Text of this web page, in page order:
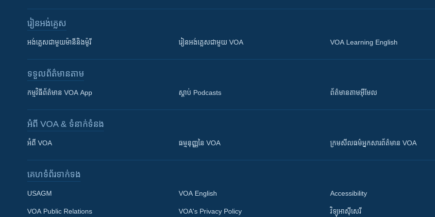
រៀន​​អង់គ្លេស
អង់គ្លេស​ជាមួយ​ម៉ានី​និង​ម៉ូរី រៀន​​​​​​អង់គ្លេស​​ជាមួយ VOA VOA Learning English
ទទួល​ព័ត៌មាន​តាម
កម្មវិធី​ព័ត៌មាន VOA App ស្តាប់ Podcasts ព័ត៌មាន​តាម​អ៊ីមែល
អំពី​ VOA & ទំនាក់ទំនង
អំពី​ VOA ធម្មនុញ្ញ​នៃ VOA ក្រម​​​សីលធម៌​​​អ្នក​​​សារព័ត៌មាន VOA
គេហទំព័រ​​ទាក់ទង
USAGM
VOA Public Relations
VOA English
VOA's Privacy Policy
Accessibility
វិទ្យុ​អាស៊ី​សេរី